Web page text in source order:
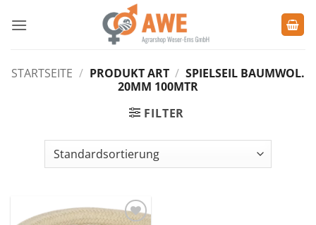
Inhalt
STARTSEITE / PRODUKT ART / SPIELSEIL BAUMWOL.
20MM 100MTR
FILTER